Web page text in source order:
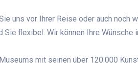
uns vor Ihrer Reise oder auch noch
flexibel. Wir können Ihre
mit seinen über 120.000